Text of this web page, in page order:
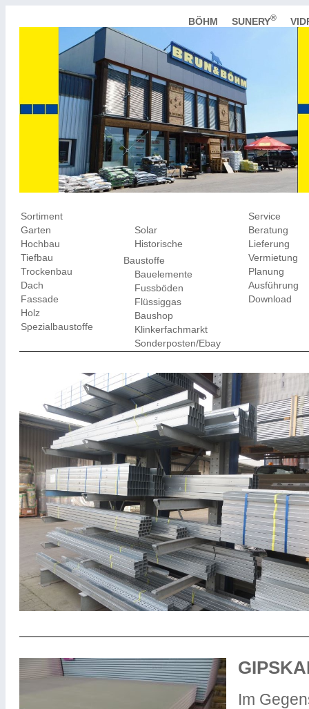
BÖHM SUNERY®
Sortiment
Garten
Hochbau
Tiefbau
Trockenbau
Dach
Fassade
Holz
Spezialbaustoffe
Solar
Historische
Baustoffe
Bauelemente
Fussböden
Flüssiggas
Baushop
Klinkerfachmarkt
Sonderposten/Ebay
Service
Beratung
Lieferung
Vermietung
Planung
Ausführung
Download
Im